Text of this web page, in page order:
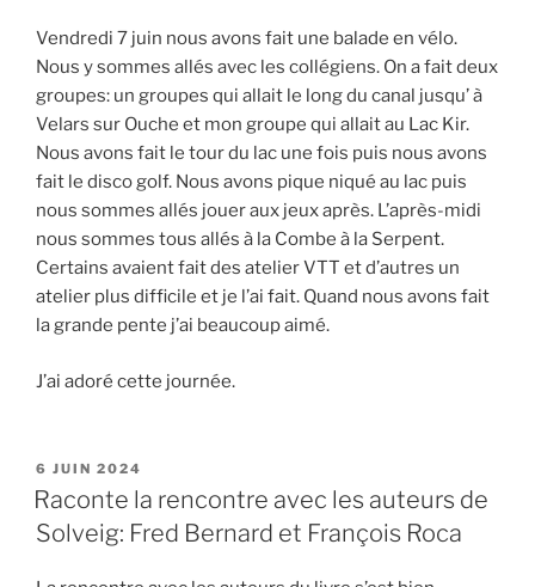
Vendredi 7 juin nous avons fait une balade en vélo.
Nous y sommes allés avec les collégiens. On a fait deux
groupes: un groupes qui allait le long du canal jusqu’ à
Velars sur Ouche et mon groupe qui allait au Lac Kir.
Nous avons fait le tour du lac une fois puis nous avons
fait le disco golf. Nous avons pique niqué au lac puis
nous sommes allés jouer aux jeux après. L’après-midi
nous sommes tous allés à la Combe à la Serpent.
Certains avaient fait des atelier VTT et d’autres un
atelier plus difficile et je l’ai fait. Quand nous avons fait
la grande pente j’ai beaucoup aimé.
J’ai adoré cette journée.
PUBLIÉ
LE
6 JUIN 2024
Raconte la rencontre avec les auteurs de
Solveig: Fred Bernard et François Roca